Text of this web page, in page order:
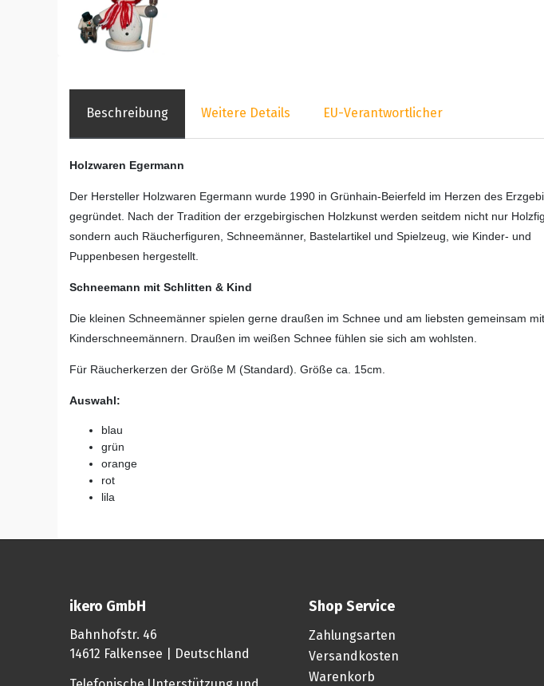
Beschreibung Weitere Details EU-Verantwortlicher
Holzwaren Egermann
Der Hersteller Holzwaren Egermann wurde 1990 in Grünhain-Beierfeld im Herzen des
gegründet. Nach der Tradition der erzgebirgischen Holzkunst werden seitdem nicht nur
sondern auch Räucherfiguren, Schneemänner, Bastelartikel und Spielzeug, wie Kinder- und
Puppenbesen hergestellt.
Schneemann mit Schlitten & Kind
Die kleinen Schneemänner spielen gerne draußen im Schnee und am liebsten gemeinsam
Kinderschneemännern. Draußen im weißen Schnee fühlen sie sich am wohlsten.
Für Räucherkerzen der Größe M (Standard). Größe ca. 15cm.
Auswahl:
blau
grün
orange
rot
lila
ikero GmbH
Bahnhofstr. 46
14612 Falkensee | Deutschland
Shop Service
Zahlungsarten
Versandkosten
Warenkorb